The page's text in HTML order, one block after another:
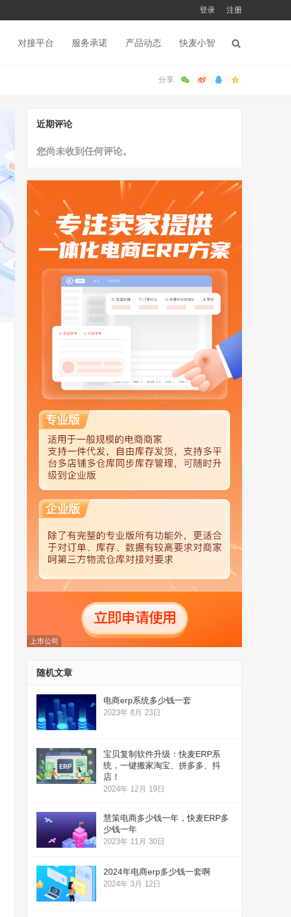
登录 注册
对接平台 服务承诺 产品动态 快麦小智
近期评论
您尚未收到任何评论。
上市公司
随机文章
电商erp系统多少钱一套
2023年 8月 23日
宝贝复制软件升级：快麦ERP系
统，一键搬家淘宝、拼多多、抖
店！
2024年 12月 19日
慧策电商多少钱一年，快麦ERP多
少钱一年
2023年 11月 30日
2024年电商erp多少钱一套啊
2024年 3月 12日